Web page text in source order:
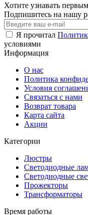
Хотите узнавать
Подпишитесь на нашу
Я прочитал
условиями
Информация
О нас
Политика
Условия
Связаться с нами
Возврат товара
Карта сайта
Акции
Категории
Люстры
Светодиодные
Светодиодные
Прожекторы
Трансформаторы
Время работы